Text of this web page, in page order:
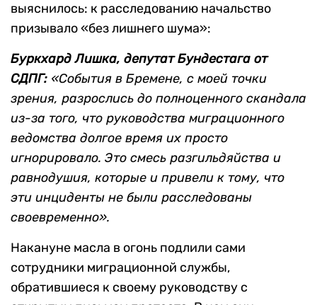
выяснилось: к расследованию начальство
призывало «без лишнего шума»:
Буркхард Лишка, депутат Бундестага от
СДПГ: «События в Бремене, с моей точки
зрения, разрослись до полноценного скандала
из-за того, что руководства миграционного
ведомства долгое время их просто
игнорировало. Это смесь разгильдяйства и
равнодушия, которые и привели к тому, что
эти инциденты не были расследованы
своевременно».
Накануне масла в огонь подлили сами
сотрудники миграционной службы,
обратившиеся к своему руководству с